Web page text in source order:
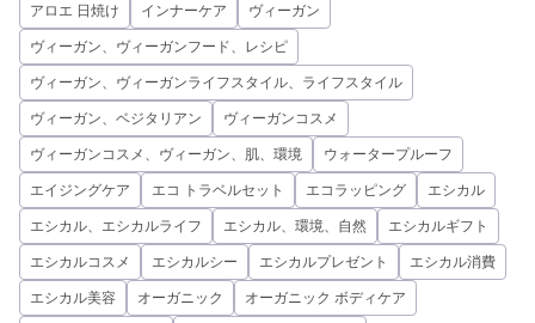
アロエ 日焼け インナーケア ヴィーガン
ヴィーガン、ヴィーガンフード、レシピ
ヴィーガン、ヴィーガンライフスタイル、ライフスタイル
ヴィーガン、ベジタリアン ヴィーガンコスメ
ヴィーガンコスメ、ヴィーガン、肌、環境 ウォータープルーフ
エイジングケア エコ トラベルセット エコラッピング エシカル
エシカル、エシカルライフ エシカル、環境、自然 エシカルギフト
エシカルコスメ エシカルシー エシカルプレゼント エシカル消費
エシカル美容 オーガニック オーガニック ボディケア